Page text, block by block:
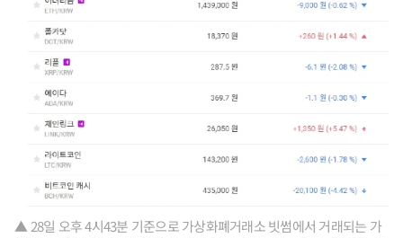
▲ 28일 오후 4시43분 기준으로 가상화폐거래소 빗썸에서 거래되는 가